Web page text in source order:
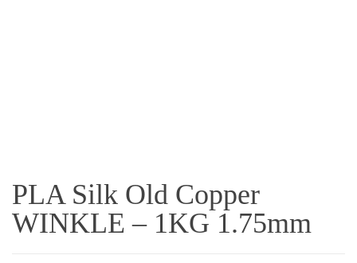
PLA Silk Old Copper
WINKLE – 1KG 1.75mm